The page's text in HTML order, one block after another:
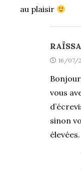
au plaisir
RAÏSSA
16/07/
vous
sinon
élevées.